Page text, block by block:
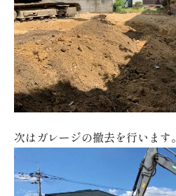
次はガレージの撤去を行います。